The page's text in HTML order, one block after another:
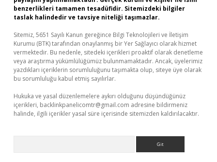
benzerlikleri tamamen tesadüfidir. Sitemizdeki bilgiler
taslak halindedir ve tavsiye niteliği taşımazlar.
Sitemiz, 5651 Sayılı Kanun gereğince Bilgi Teknolojileri ve İletişim
Kurumu (BTK) tarafından onaylanmış bir Yer Sağlayıcı olarak hizmet
vermektedir. Bu nedenle, sitedeki içerikleri proaktif olarak denetleme
veya araştırma yükümlülüğümüz bulunmamaktadır. Ancak, üyelerimiz
yazdıkları içeriklerin sorumluluğunu taşımakta olup, siteye üye olarak
bu sorumluluğu kabul etmiş sayılırlar.
Hukuka ve yasal düzenlemelere aykırı olduğunu düşündüğünüz
içerikleri, backlinkpanelicomtr@gmail.com adresine bildirmeniz
halinde, ilgili içerikler yasal süre içerisinde sitemizden kaldırılacaktır.